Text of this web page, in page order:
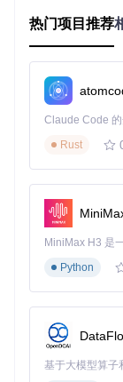
🔧
基础配置检查
内存：至少
操作系统：
🔧场景化参数配
│  ├─ 设备为
│  └─ 设备为
└─ 否 → 色彩格
├─ 多源场景
的独立显卡，避
2.3 软件实施步骤
热门项目推荐
Rust
Python
基于大模型算子